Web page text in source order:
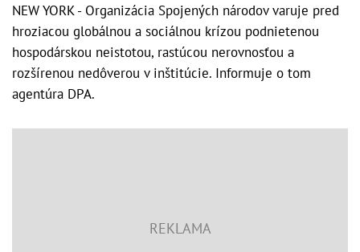
NEW YORK - Organizácia Spojených národov varuje pred
hroziacou globálnou a sociálnou krízou podnietenou
hospodárskou neistotou, rastúcou nerovnosťou a
rozšírenou nedôverou v inštitúcie. Informuje o tom
agentúra DPA.